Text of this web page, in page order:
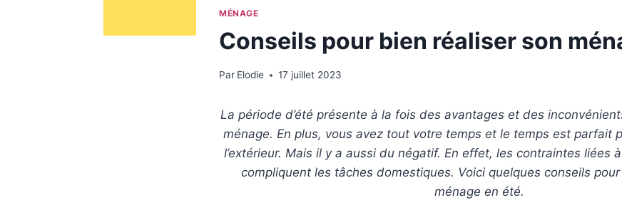
MÉNAGE
Conseils pour bien réaliser son
Par Elodie 17 juillet 2023
La période d’été présente à la fois des avantages et des
ménage. En plus, vous avez tout votre temps et le temps est parfait
l’extérieur. Mais il y a aussi du négatif. En effet, les contraintes liées
compliquent les tâches domestiques. Voici quelques conseils
ménage en été.